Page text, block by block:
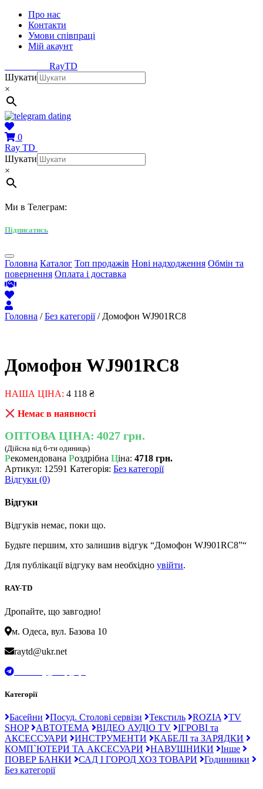
Про нас
Контакти
Умови співпраці
Мій акаунт
RayTD
Шукати
×
0
Ray TD
Шукати
×
Ми в Телеграм:
Підписатись
Головна Каталог Топ продажів Нові надходження Обмін та
повернення Оплата і доставка
Головна /Без категорії/ Домофон WJ901RC8
Домофон WJ901RC8
НАША ЦІНА: 4 118 ₴
Немає в наявності
ОПТОВА ЦІНА: 4027 грн.
(Дійсна від 6-ти одиниць)
Рекомендована Роздрібна Ціна: 4718 грн.
Артикул: 12591 Категорія: Без категорії
Відгуки (0)
Відгуки
Відгуків немає, поки що.
Будьте першим, хто залишив відгук “Домофон WJ901RC8”“
Для публікації відгуку вам необхідно увійти.
RAY-TD
Дропайте, що завгодно!
м. Одеса, вул. Базова 10
raytd@ukr.net
Категорії
Басейни Посуд. Столові сервізи Текстиль ROZIA
TV
SHOP
АВТОТЕМА ВІДЕО АУДІО TV
ІГРОВІ та
АКСЕССУАРИ
ИНСТРУМЕНТИ
КАБЕЛІ та ЗАРЯДКИ
КОМП`ЮТЕРИ ТА АКСЕСУАРИ
НАВУШНИКИ
Інше
ПОВЕР БАНКИ
САД І ГОРОД ХОЗ ТОВАРИ
Годинники
Без категорії